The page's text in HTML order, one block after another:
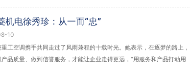
机电徐秀珍：从一而“忠”
10
工空调携手共同走过了风雨兼程的十载时光。她表示，在逐梦的路上，
品质量、做到信誉服务，才能让企业走得更远，“用服务和产品打动用